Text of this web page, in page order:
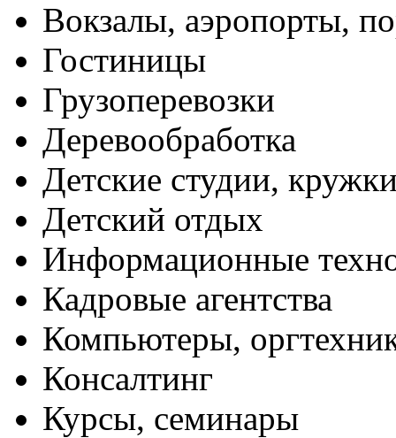
Вокзалы, аэропорты,
Гостиницы
Грузоперевозки
Деревообработка
Детские студии,
Детский отдых
Информационные
Кадровые агентства
Компьютеры,
Консалтинг
Курсы, семинары